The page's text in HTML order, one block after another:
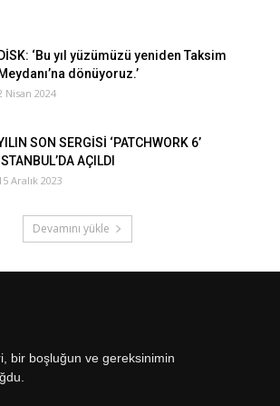
DİSK: ‘Bu yıl yüzümüzü yeniden Taksim
Meydanı’na dönüyoruz.’
Nisan 2024
SON SERGİSİ ‘PATCHWORK 6’
AÇILDI
Aralık 2023
Devamını yükle
bir boşluğun ve gereksinimin